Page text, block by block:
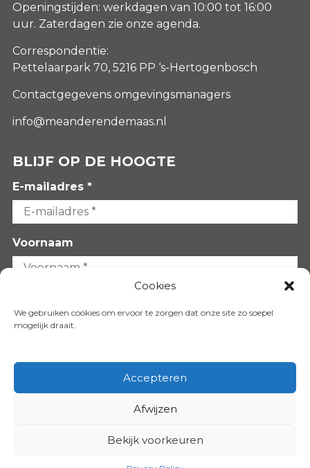
Cookies
We gebruiken cookies om ervoor te zorgen dat onze site zo soepel
mogelijk draait.
Accepteren
Afwijzen
Bekijk voorkeuren
Openingstijden: werkdagen van 10:00 tot 16:00
uur. Zaterdagen zie onze agenda.
Correspondentie:
Pettelaarpark 70, 5216 PP ‘s-Hertogenbosch
Contactgegevens omgevingsmanagers
info@meanderendemaas.nl
BLIJF OP DE HOOGTE
E-mailadres *
Voornaam
VOLG ONS OP: